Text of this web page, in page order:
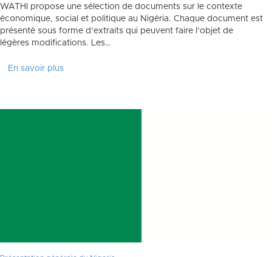
WATHI propose une sélection de documents sur le contexte
économique, social et politique au Nigéria. Chaque document est
présenté sous forme d’extraits qui peuvent faire l’objet de
légères modifications. Les…
En savoir plus